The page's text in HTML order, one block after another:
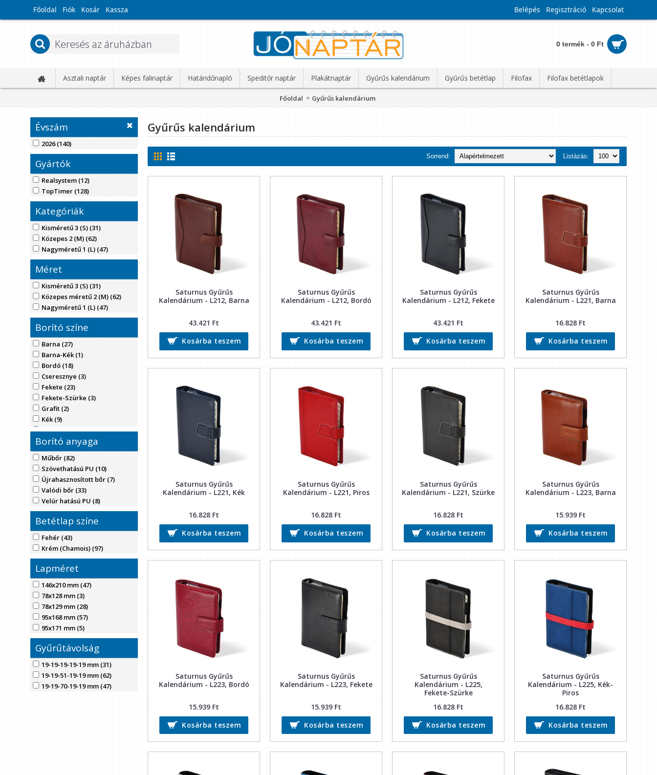
Főoldal Fiók Kosár Kassza Belépés Regisztráció Kapcsolat
0 termék - 0 Ft
Asztali naptár Képes falinaptár Határidőnapló Speditőr naptár Plakátnaptár Gyűrűs kalendárium Gyűrűs betétlap Filofax Filofax betétlapok
Főoldal Gyűrűs kalendárium
Évszám
2026 (140)
Gyártók
Realsystem (12)
TopTimer (128)
Kategóriák
Kisméretű 3 (S) (31)
Közepes 2 (M) (62)
Nagyméretű 1 (L) (47)
Méret
Kisméretű 3 (S) (31)
Közepes méretű 2 (M) (62)
Nagyméretű 1 (L) (47)
Borító színe
Barna (27)
Barna-Kék (1)
Bordó (18)
Cseresznye (3)
Fekete (23)
Fekete-Szürke (3)
Grafit (2)
Kék (9)
Kék-Piros (2)
Lila (5)
Mályva (1)
Pink (4)
Piros (6)
Sötétbarna (3)
Szürke (2)
Szürke-Barna (2)
Szürke-Fekete (1)
Szürke-Kék (5)
Szürke-Lazac (2)
Szürke-Narancs (1)
Szürke-Piros (1)
Szürke-Szürke (2)
Szürke-Zöld (2)
Világosbarna (3)
Világoskék (1)
Világoskék-Bézs (2)
Borító anyaga
Műbőr (82)
Szövethatású PU (10)
Újrahasznosított bőr (7)
Valódi bőr (33)
Velúr hatású PU (8)
Betétlap színe
Fehér (43)
Krém (Chamois) (97)
Lapméret
146x210 mm (47)
78x128 mm (3)
78x129 mm (28)
95x168 mm (57)
95x171 mm (5)
Gyűrűtávolság
19-19-19-19-19 mm (31)
19-19-51-19-19 mm (62)
19-19-70-19-19 mm (47)
Gyűrűs kalendárium
Listázás:
Sorrend:
Saturnus Gyűrűs
Kalendárium - L212, Barna
43.421 Ft
Kosárba teszem
Saturnus Gyűrűs
Kalendárium - L212, Bordó
43.421 Ft
Kosárba teszem
Saturnus Gyűrűs
Kalendárium - L212, Fekete
43.421 Ft
Kosárba teszem
Saturnus Gyűrűs
Kalendárium - L221, Barna
16.828 Ft
Kosárba teszem
Saturnus Gyűrűs
Kalendárium - L221, Kék
16.828 Ft
Kosárba teszem
Saturnus Gyűrűs
Kalendárium - L221, Piros
16.828 Ft
Kosárba teszem
Saturnus Gyűrűs
Kalendárium - L221, Szürke
16.828 Ft
Kosárba teszem
Saturnus Gyűrűs
Kalendárium - L223, Barna
15.939 Ft
Kosárba teszem
Saturnus Gyűrűs
Kalendárium - L223, Bordó
15.939 Ft
Kosárba teszem
Saturnus Gyűrűs
Kalendárium - L223, Fekete
15.939 Ft
Kosárba teszem
Saturnus Gyűrűs
Kalendárium - L225,
Fekete-Szürke
16.828 Ft
Kosárba teszem
Saturnus Gyűrűs
Kalendárium - L225, Kék-
Piros
16.828 Ft
Kosárba teszem